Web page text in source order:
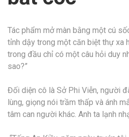
Tác phẩm mở màn bằng một cú
tỉnh dậy trong một căn biệt thự xa
trong đầu chỉ có một câu hỏi duy
sao?”
Đối diện cô là Sở Phi Viễn, người
lùng, giọng nói trầm thấp và ánh
tâm can người khác. Anh ta lạnh